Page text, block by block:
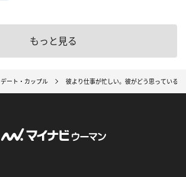
もっと見る
デート・カップル 彼より仕事が忙しい。彼がどう思っている